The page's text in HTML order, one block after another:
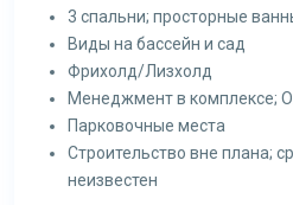
3 спальни; просторные
Виды на бассейн и сад
Фрихолд/Лизхолд
Менеджмент в комплексе;
Парковочные места
Строительство вне плана;
неизвестен